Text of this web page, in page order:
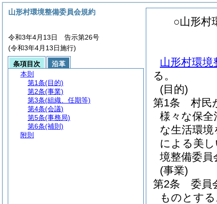
○山形村
山形村環境
る。
(目的)
第1条
村民
様々な保
な生活環
による美
境整備委員
(事業)
第2条
委員
ものとす
山形村環境整備委員会規約
令和3年4月13日 告示第26号
(令和3年4月13日施行)
条項目次
沿革
本則
第1条(目的)
第2条(事業)
第3条(組織、任期等)
第4条(会議)
第5条(事務局)
第6条(補則)
附則